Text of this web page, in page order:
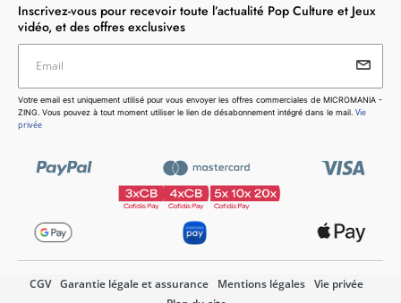
Inscrivez-vous pour recevoir toute l’actualité Pop Culture et Jeux
vidéo, et des offres exclusives
Votre email est uniquement utilisé pour vous envoyer les
offres commerciales de MICROMANIA - ZING. Vous pouvez
à tout moment utiliser le lien de désabonnement intégré dans
Email
Votre email est uniquement utilisé pour vous envoyer les offres commerciales de MICROMANIA -
ZING. Vous pouvez à tout moment utiliser le lien de désabonnement intégré dans le mail. Vie
privée
CGV Garantie légale et assurance Mentions légales
Vie privée